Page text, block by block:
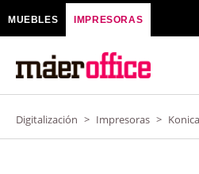
al
contenido
MUEBLES IMPRESORAS
Digitalización > Impresoras >